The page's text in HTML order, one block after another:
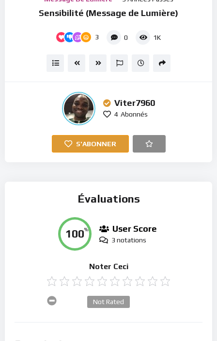
Sensibilité (Message de Lumière)
3 0 1K
Viter7960
4 Abonnés
S'ABONNER
Évaluations
100% User Score
3 notations
Noter Ceci
Not Rated